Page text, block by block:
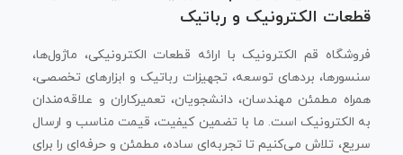
قطعات الکترونیک و رباتیک
فروشگاه قم الکترونیک با ارائه قطعات الکترونیکی، ماژول‌ها،
سنسورها، بردهای توسعه، تجهیزات رباتیک و ابزارهای تخصصی،
همراه مطمئن مهندسان، دانشجویان، تعمیرکاران و علاقه‌مندان
به الکترونیک است. ما با تضمین کیفیت، قیمت مناسب و ارسال
سریع، تلاش می‌کنیم تا تجربه‌ای ساده، مطمئن و حرفه‌ای را برای